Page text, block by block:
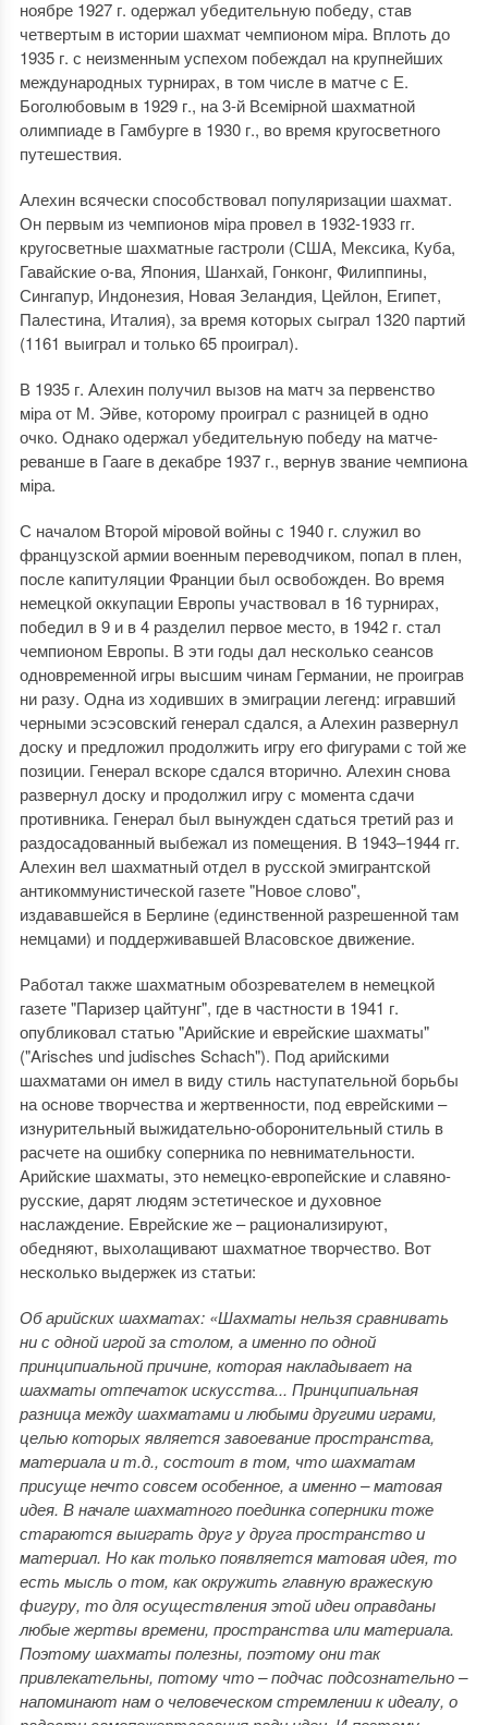
ноябре 1927 г. одержал убедительную победу, став
четвертым в истории шахмат чемпионом мiра. Вплоть до
1935 г. с неизменным успехом побеждал на крупнейших
международных турнирах, в том числе в матче с Е.
Боголюбовым в 1929 г., на 3-й Всемірной шахматной
олимпиаде в Гамбурге в 1930 г., во время кругосветного
путешествия.
Алехин всячески способствовал популяризации шахмат.
Он первым из чемпионов мiра провел в 1932-1933 гг.
кругосветные шахматные гастроли (США, Мексика, Куба,
Гавайские о-ва, Япония, Шанхай, Гонконг, Филиппины,
Сингапур, Индонезия, Новая Зеландия, Цейлон, Египет,
Палестина, Италия), за время которых сыграл 1320 партий
(1161 выиграл и только 65 проиграл).
В 1935 г. Алехин получил вызов на матч за первенство
міра от М. Эйве, которому проиграл с разницей в одно
очко. Однако одержал убедительную победу на матче-
реванше в Гааге в декабре 1937 г., вернув звание чемпиона
міра.
С началом Второй мiровой войны с 1940 г. служил во
французской армии военным переводчиком, попал в плен,
после капитуляции Франции был освобожден. Во время
немецкой оккупации Европы участвовал в 16 турнирах,
победил в 9 и в 4 разделил первое место, в 1942 г. стал
чемпионом Европы. В эти годы дал несколько сеансов
одновременной игры высшим чинам Германии, не проиграв
ни разу. Одна из ходивших в эмиграции легенд: игравший
черными эсэсовский генерал сдался, а Алехин развернул
доску и предложил продолжить игру его фигурами с той же
позиции. Генерал вскоре сдался вторично. Алехин снова
развернул доску и продолжил игру с момента сдачи
противника. Генерал был вынужден сдаться третий раз и
раздосадованный выбежал из помещения. В 1943–1944 гг.
Алехин вел шахматный отдел в русской эмигрантской
антикоммунистической газете "Новое слово",
издававшейся в Берлине (единственной разрешенной там
немцами) и поддерживавшей Власовское движение.
Работал также шахматным обозревателем в немецкой
газете "Паризер цайтунг", где в частности в 1941 г.
опубликовал статью "Арийские и еврейские шахматы"
("Arisches und judisches Schach"). Под арийскими
шахматами он имел в виду стиль наступательной борьбы
на основе творчества и жертвенности, под еврейскими –
изнурительный выжидательно-оборонительный стиль в
расчете на ошибку соперника по невнимательности.
Арийские шахматы, это немецко-европейские и славяно-
русские, дарят людям эстетическое и духовное
наслаждение. Еврейские же – рационализируют,
обедняют, выхолащивают шахматное творчество. Вот
несколько выдержек из статьи:
Об арийских шахматах: «Шахматы нельзя сравнивать
ни с одной игрой за столом, а именно по одной
принципиальной причине, которая накладывает на
шахматы отпечаток искусства... Принципиальная
разница между шахматами и любыми другими играми,
целью которых является завоевание пространства,
материала и т.д., состоит в том, что шахматам
присуще нечто совсем особенное, а именно – матовая
идея. В начале шахматного поединка соперники тоже
стараются выиграть друг у друга пространство и
материал. Но как только появляется матовая идея, то
есть мысль о том, как окружить главную вражескую
фигуру, то для осуществления этой идеи оправданы
любые жертвы времени, пространства или материала.
Поэтому шахматы полезны, поэтому они так
привлекательны, потому что – подчас подсознательно –
напоминают нам о человеческом стремлении к идеалу, о